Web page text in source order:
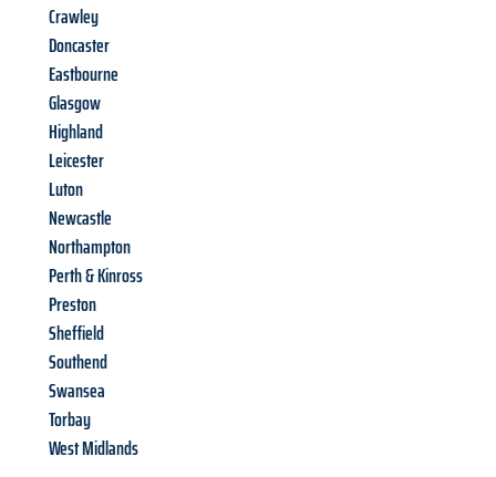
Crawley
Doncaster
Eastbourne
Glasgow
Highland
Leicester
Luton
Newcastle
Northampton
Perth & Kinross
Preston
Sheffield
Southend
Swansea
Torbay
West Midlands